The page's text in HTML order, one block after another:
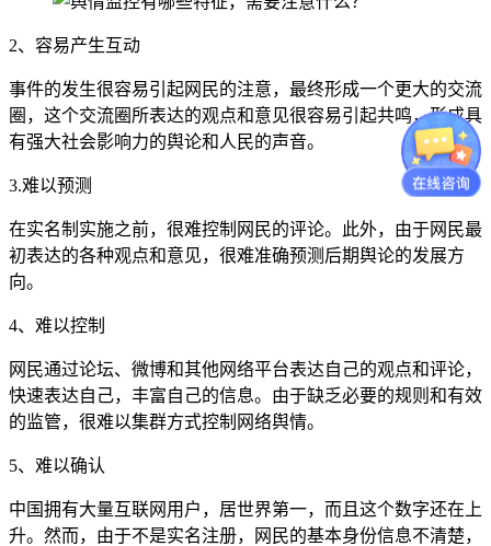
2、容易产生互动
事件的发生很容易引起网民的注意，最终形成一个更大的交流
圈，这个交流圈所表达的观点和意见很容易引起共鸣，形成具
有强大社会影响力的舆论和人民的声音。
3.难以预测
在实名制实施之前，很难控制网民的评论。此外，由于网民最
初表达的各种观点和意见，很难准确预测后期舆论的发展方
向。
4、难以控制
网民通过论坛、微博和其他网络平台表达自己的观点和评论，
快速表达自己，丰富自己的信息。由于缺乏必要的规则和有效
的监管，很难以集群方式控制网络舆情。
5、难以确认
中国拥有大量互联网用户，居世界第一，而且这个数字还在上
升。然而，由于不是实名注册，网民的基本身份信息不清楚，